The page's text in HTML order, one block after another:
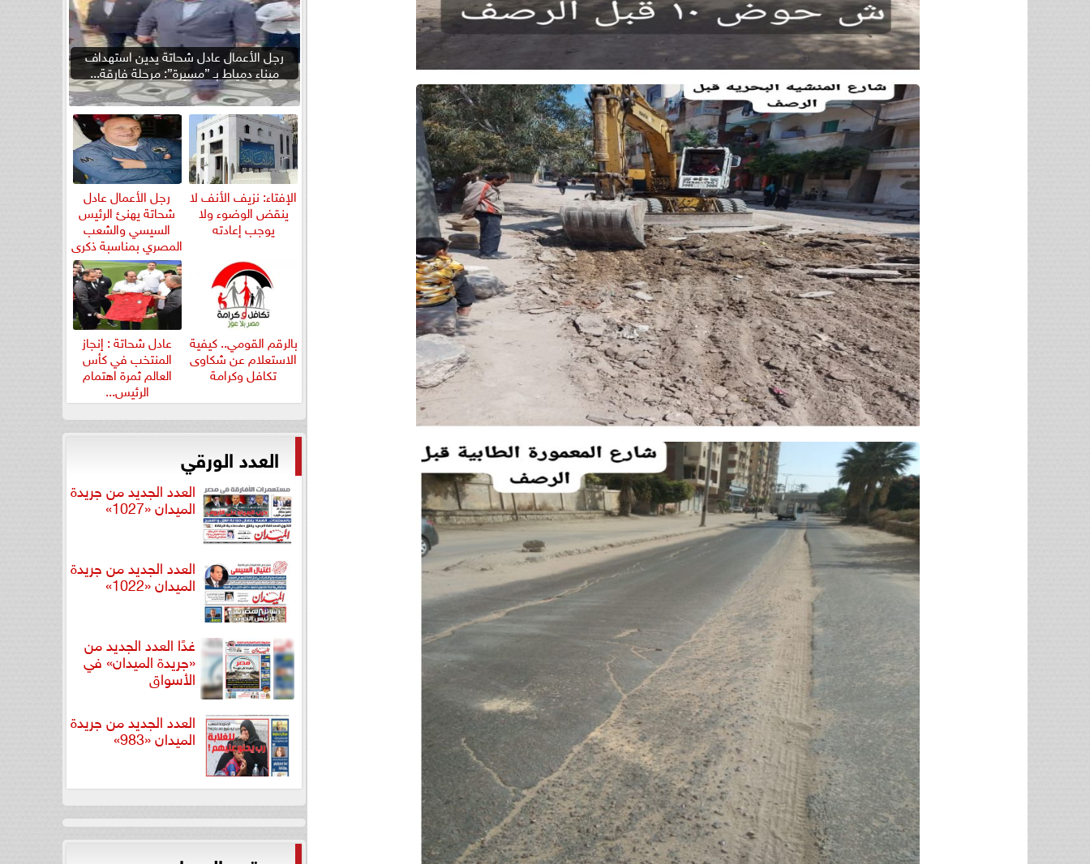
رجل الأعمال عادل شحاتة يدين استهداف
ميناء دمياط بـ ”مسيرة”: مرحلة فارقة...
الإفتاء: نزيف الأنف لا
ينقض الوضوء ولا
يوجب إعادته
رجل الأعمال عادل
شحاتة يهنئ الرئيس
السيسي والشعب
المصري بمناسبة ذكرى
ثورة...
بالرقم القومي.. كيفية
الاستعلام عن شكاوى
تكافل وكرامة
عادل شحاتة : إنجاز
المنتخب في كأس
العالم ثمرة اهتمام
الرئيس...
العدد الورقي
العدد الجديد من جريدة
الميدان «1027»
العدد الجديد من جريدة
الميدان «1022»
غدًا العدد الجديد من
«جريدة الميدان» في
الأسواق
العدد الجديد من جريدة
الميدان «983»